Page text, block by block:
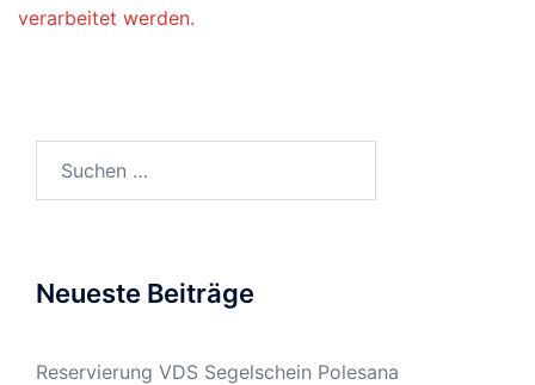
verarbeitet werden.
Neueste Beiträge
Reservierung VDS Segelschein Polesana